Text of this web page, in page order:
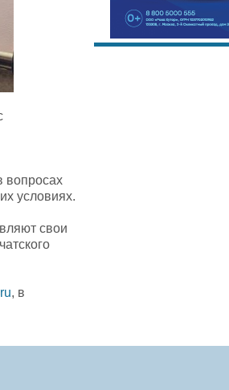
вопросах
условиях.
свои
, в